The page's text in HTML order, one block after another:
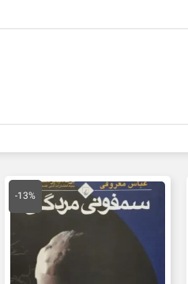
70,000 تومان
-13%
قیمت
اصلی
480,000 تومان
قیمت
فعلی